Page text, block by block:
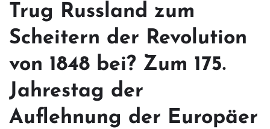
Trug Russland zum
Scheitern der Revolution
von 1848 bei? Zum 175.
Jahrestag der
Auflehnung der Europäer